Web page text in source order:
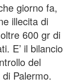
giorno fa,
illecita di
600 gr di
E’ il bilancio
del
Palermo.